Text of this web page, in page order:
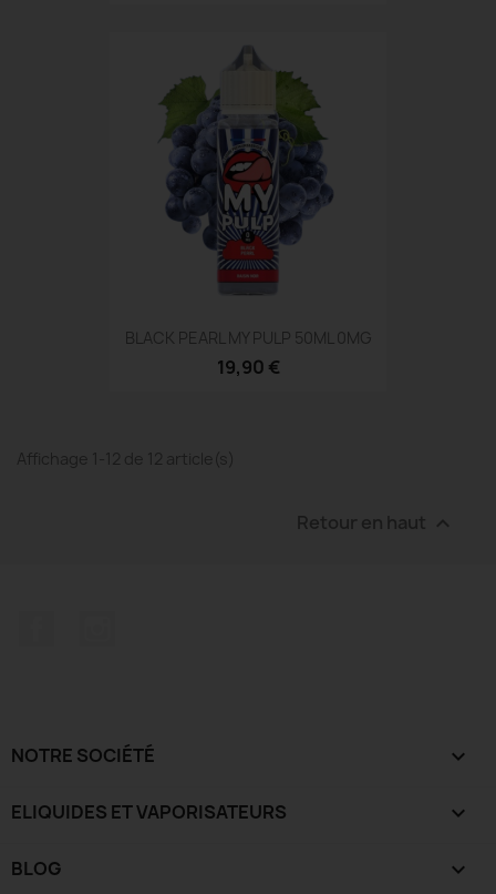
BLACK PEARL MY PULP 50ML 0MG
19,90 €
Affichage 1-12 de 12 article(s)
Retour en haut 
NOTRE SOCIÉTÉ 
ELIQUIDES ET VAPORISATEURS 
BLOG 